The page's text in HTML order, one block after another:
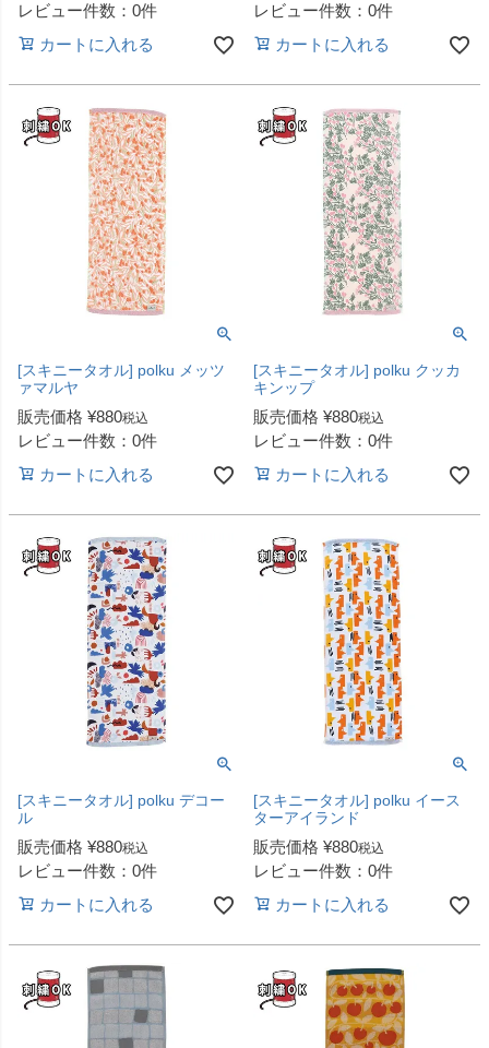
レビュー件数：0件
カートに入れる
レビュー件数：0件
カートに入れる
[スキニータオル] polku メッツ
ァマルヤ
販売価格 ¥880税込
レビュー件数：0件
カートに入れる
[スキニータオル] polku クッカ
キンップ
販売価格 ¥880税込
レビュー件数：0件
カートに入れる
[スキニータオル] polku デコー
ル
販売価格 ¥880税込
レビュー件数：0件
カートに入れる
[スキニータオル] polku イース
ターアイランド
販売価格 ¥880税込
レビュー件数：0件
カートに入れる